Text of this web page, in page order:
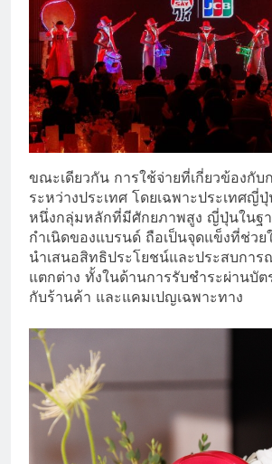
ขณะเดียวกัน การใช้จ่ายที่เกี่ยวข้องกับ
ระหว่างประเทศ โดยเฉพาะประเทศญี่
หนึ่งกลุ่มหลักที่มีศักยภาพสูง ญี่ปุ่นในฐ
กำเนิดของแบรนด์ ถือเป็นจุดแข็งที่ช่วย
นำเสนอสิทธิประโยชน์และประสบการ
แตกต่าง ทั้งในด้านการรับชำระผ่านบั
กับร้านค้า และแคมเปญเฉพาะทาง